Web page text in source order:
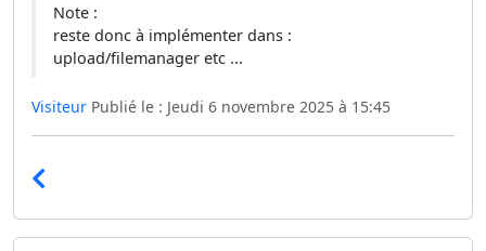
Note :
reste donc à implémenter dans :
upload/filemanager etc ...
Visiteur Publié le : Jeudi 6 novembre 2025 à 15:45